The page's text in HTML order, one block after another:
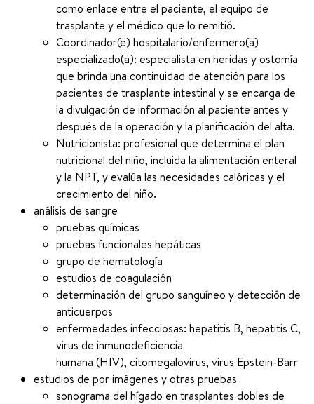
como enlace entre el paciente, el equipo de
trasplante y el médico que lo remitió.
Coordinador(e) hospitalario/enfermero(a)
especializado(a): especialista en heridas y ostomía
que brinda una continuidad de atención para los
pacientes de trasplante intestinal y se encarga de
la divulgación de información al paciente antes y
después de la operación y la planificación del alta.
Nutricionista: profesional que determina el plan
nutricional del niño, incluida la alimentación enteral
y la NPT, y evalúa las necesidades calóricas y el
crecimiento del niño.
análisis de sangre
pruebas químicas
pruebas funcionales hepáticas
grupo de hematología
estudios de coagulación
determinación del grupo sanguíneo y detección de
anticuerpos
enfermedades infecciosas: hepatitis B, hepatitis C,
virus de inmunodeficiencia
humana (HIV), citomegalovirus, virus Epstein-Barr
estudios de por imágenes y otras pruebas
sonograma del hígado en trasplantes dobles de